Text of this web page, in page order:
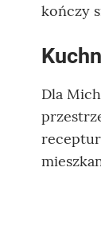
kończy
Dla